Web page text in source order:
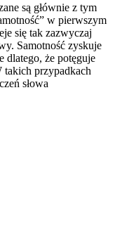
są głównie z tym
w pierwszym
się tak zazwyczaj
Samotność zyskuje
dlatego, że potęguje
takich przypadkach
słowa